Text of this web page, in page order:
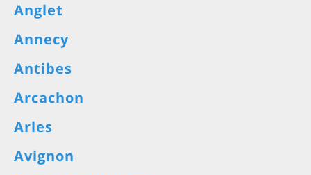
Anglet
Annecy
Antibes
Arcachon
Arles
Avignon